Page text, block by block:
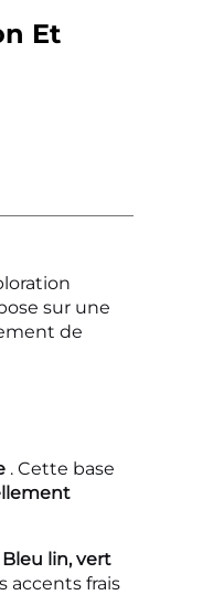
Et
sur une
de
. Cette base
Bleu lin, vert
accents frais